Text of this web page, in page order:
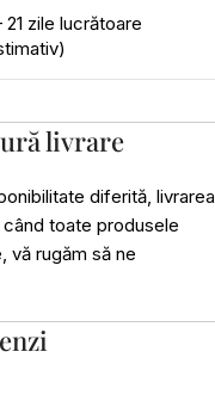
21 zile lucrătoare
livrare
diferită, livrarea
când toate produsele
vă rugăm să ne